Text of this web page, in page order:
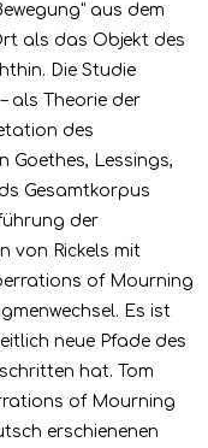
aus dem
als das Objekt des
Die Studie
als Theorie der
des
Goethes, Lessings,
Gesamtkorpus
der
von Rickels mit
of Mourning
Es ist
neue Pfade des
hat. Tom
of Mourning
erschienenen